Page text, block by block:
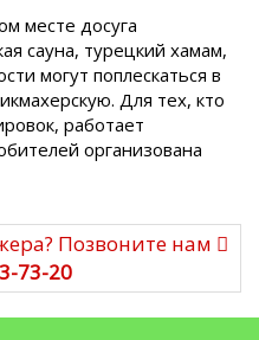
месте досуга
сауна, турецкий хамам,
могут поплескаться в
Для тех, кто
работает
организована
Позвоните нам
73-20